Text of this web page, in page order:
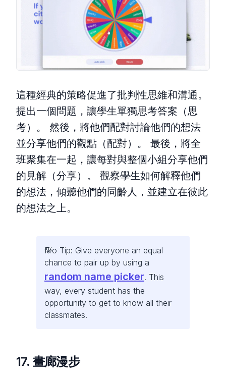
這種經典的策略促進了批判性思維和溝通。
提出一個問題，讓學生單獨思考答案（思
考）。 然後，將他們配對討論他們的想法
並分享他們的觀點（配對）。 最後，將全
班聚集在一起，讓每對與整個小組分享他們
的見解（分享）。 觀察學生如何解釋他們
的想法，傾聽他們的同齡人，並建立在彼此
的想法之上。
Pro Tip: Give everyone an equal
chance to pair up by using a
random name picker. This
way, every student has the
opportunity to get to know all their
classmates.
17. 畫廊漫步